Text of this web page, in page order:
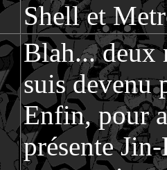
Shell et
Blah... deux
suis devenu
Enfin, pour
présente